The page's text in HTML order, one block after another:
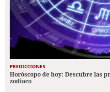
PREDICCIONES
Horóscopo de hoy: Descubre las
zodiaco